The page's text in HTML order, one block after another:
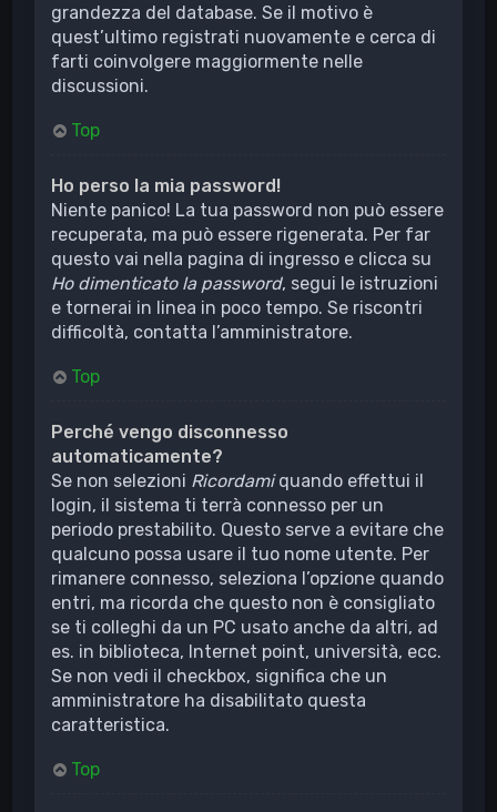
grandezza del database. Se il motivo è
quest’ultimo registrati nuovamente e cerca di
farti coinvolgere maggiormente nelle
discussioni.
Top
Ho perso la mia password!
Niente panico! La tua password non può essere
recuperata, ma può essere rigenerata. Per far
questo vai nella pagina di ingresso e clicca su
Ho dimenticato la password, segui le istruzioni
e tornerai in linea in poco tempo. Se riscontri
difficoltà, contatta l’amministratore.
Top
Perché vengo disconnesso
automaticamente?
Se non selezioni Ricordamiquando effettui il
login, il sistema ti terrà connesso per un
periodo prestabilito. Questo serve a evitare che
qualcuno possa usare il tuo nome utente. Per
rimanere connesso, seleziona l’opzione quando
entri, ma ricorda che questo non è consigliato
se ti colleghi da un PC usato anche da altri, ad
es. in biblioteca, Internet point, università, ecc.
Se non vedi il checkbox, significa che un
amministratore ha disabilitato questa
caratteristica.
Top